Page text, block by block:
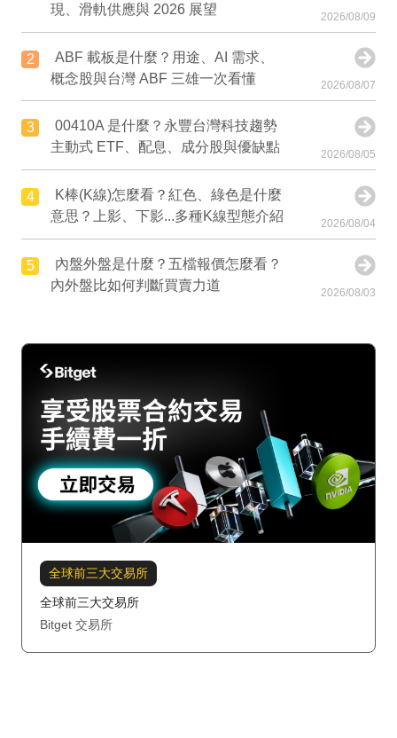
現、滑軌供應與 2026 展望
2026/08/09
2
ABF 載板是什麼？用途、AI 需求、
概念股與台灣 ABF 三雄一次看懂
2026/08/07
3
00410A 是什麼？永豐台灣科技趨勢
主動式 ETF、配息、成分股與優缺點
2026/08/05
4
K棒(K線)怎麼看？紅色、綠色是什麼
意思？上影、下影...多種K線型態介紹
2026/08/04
5
內盤外盤是什麼？五檔報價怎麼看？
內外盤比如何判斷買賣力道
2026/08/03
全球前三大交易所
全球前三大交易所
Bitget 交易所